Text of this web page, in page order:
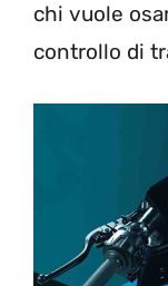
chi vuole
controllo di